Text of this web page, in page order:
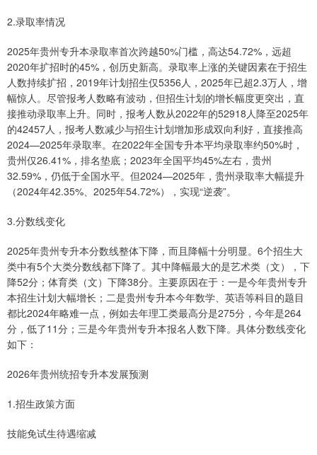
2.录取率情况
2025年贵州专升本录取率首次跨越50%门槛，高达54.72%，远超
2020年扩招时的45%，创历史新高。录取率上涨的关键因素在于招生
人数持续扩招，2019年计划招生仅5356人，2025年已超2.3万人，增
幅惊人。尽管报考人数略有波动，但招生计划的增长幅度更突出，直
接推动录取率上升。同时，报考人数从2022年的52918人降至2025年
的42457人，报考人数减少与招生计划增加形成双向利好，直接推高
2024—2025年录取率。在2022年全国专升本平均录取率约50%时，
贵州仅26.41%，排名垫底；2023年全国平均45%左右，贵州
32.59%，仍低于全国水平。但2024—2025年，贵州录取率大幅提升
（2024年42.35%、2025年54.72%），实现“逆袭”。
3.分数线变化
2025年贵州专升本分数线整体下降，而且降幅十分明显。6个招生大
类中有5个大类分数线都下降了。其中降幅最大的是艺术类（文），下
降52分；体育类（文）下降38分。主要原因在于：一是今年贵州专升
本招生计划大幅增长；二是贵州专升本今年数学、英语等科目的题目
都比2024年略难一点，例如去年理工类最高分是275分，今年是264
分，低了11分；三是今年贵州专升本报名人数下降。具体分数线变化
如下：
2026年贵州统招专升本发展预测
1.招生政策方面
技能免试生待遇缩减